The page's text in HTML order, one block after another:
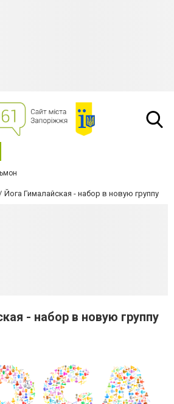
Йога Гималайская - набор в новую группу
- набор в новую группу